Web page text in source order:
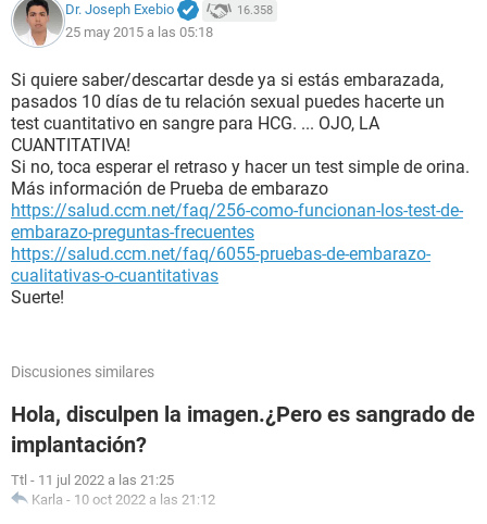
Dr. Joseph Exebio 16.358
25 may 2015 a las 05:18
Si quiere saber/descartar desde ya si estás embarazada,
pasados 10 días de tu relación sexual puedes hacerte un
test cuantitativo en sangre para HCG. ... OJO, LA
CUANTITATIVA!
Si no, toca esperar el retraso y hacer un test simple de orina.
Más información de Prueba de embarazo
https://salud.ccm.net/faq/256-como-funcionan-los-test-de-
embarazo-preguntas-frecuentes
https://salud.ccm.net/faq/6055-pruebas-de-embarazo-
cualitativas-o-cuantitativas
Suerte!
Discusiones similares
Hola, disculpen la imagen.¿Pero es sangrado de
implantación?
Ttl - 11 jul 2022 a las 21:25
Karla - 10 oct 2022 a las 21:12